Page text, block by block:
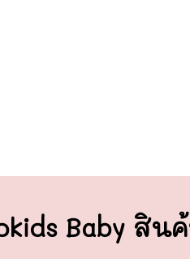
Baby สิน